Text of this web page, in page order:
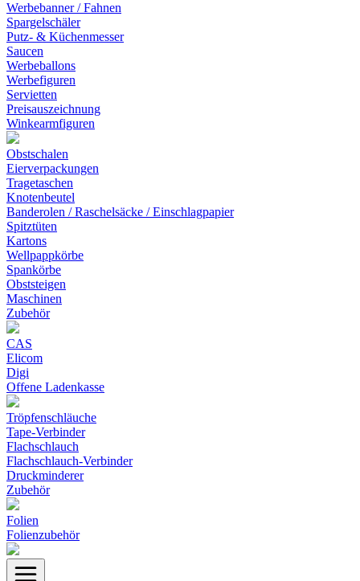
Werbebanner / Fahnen
Spargelschäler
Putz- & Küchenmesser
Saucen
Werbeballons
Werbefiguren
Servietten
Preisauszeichnung
Winkearmfiguren
Obstschalen
Eierverpackungen
Tragetaschen
Knotenbeutel
Banderolen / Raschelsäcke / Einschlagpapier
Spitztüten
Kartons
Wellpappkörbe
Spankörbe
Obststeigen
Maschinen
Zubehör
CAS
Elicom
Digi
Offene Ladenkasse
Tröpfenschläuche
Tape-Verbinder
Flachschlauch
Flachschlauch-Verbinder
Druckminderer
Zubehör
Folien
Folienzubehör